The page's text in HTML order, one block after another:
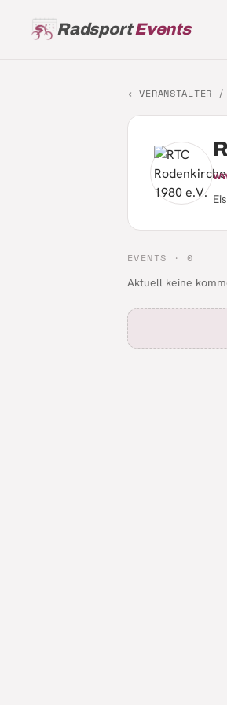
RadsportEvents
‹ VERANSTALTER /
EVENTS · 0
Aktuell keine